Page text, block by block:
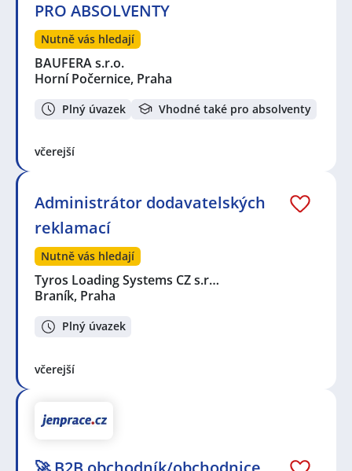
PRO ABSOLVENTY
Nutně vás hledají
BAUFERA s.r.o.
Horní Počernice, Praha
Plný úvazek Vhodné také pro absolventy
včerejší
Administrátor dodavatelských
reklamací
Nutně vás hledají
Tyros Loading Systems CZ s.r…
Braník, Praha
Plný úvazek
včerejší